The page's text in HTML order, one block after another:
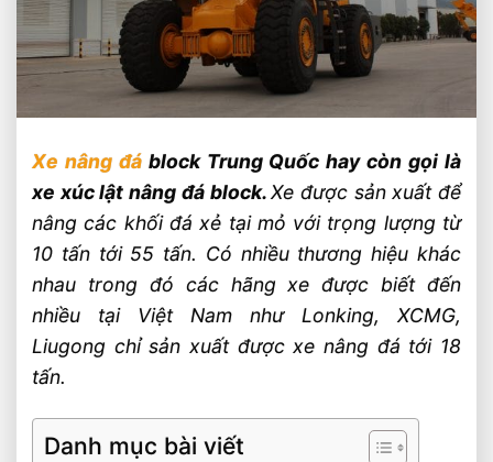
Xe nâng đáblock Trung Quốc hay còn gọi là
xe xúc lật nâng đá block.Xe được sản xuất để
nâng các khối đá xẻ tại mỏ với trọng lượng từ
10 tấn tới 55 tấn. Có nhiều thương hiệu khác
nhau trong đó các hãng xe được biết đến
nhiều tại Việt Nam như Lonking, XCMG,
Liugong chỉ sản xuất được xe nâng đá tới 18
tấn.
Danh mục bài viết